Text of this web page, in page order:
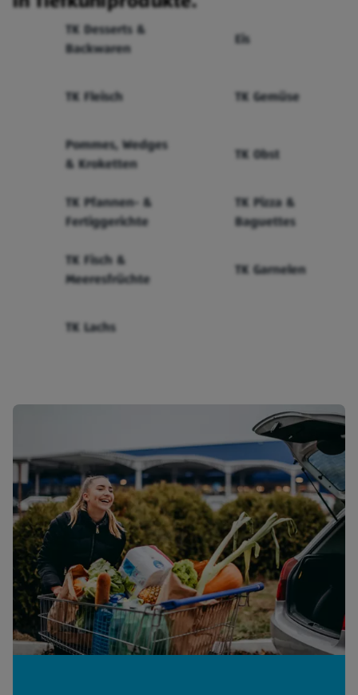
TK Desserts &
Backwaren
Eis
TK Fleisch TK Gemüse
Pommes, Wedges
& Kroketten
TK Obst
TK Pfannen- &
Fertiggerichte
TK Pizza &
Baguettes
TK Fisch &
Meeresfrüchte
TK Garnelen
TK Lachs